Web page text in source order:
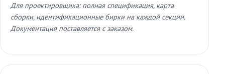
Для проектировщика: полная спецификация, карта
сборки, идентификационные бирки на каждой секции.
Документация поставляется с заказом.